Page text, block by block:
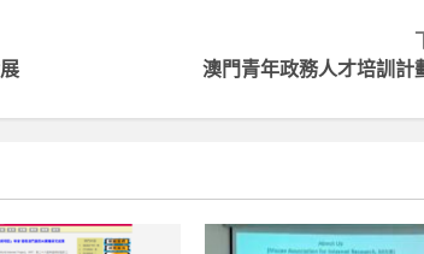
澳門青年政務人才培訓計